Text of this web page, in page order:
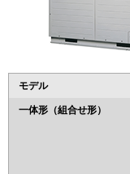
モデル
一体形（組合せ形）